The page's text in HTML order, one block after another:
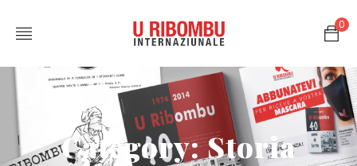
0
Category: Storia